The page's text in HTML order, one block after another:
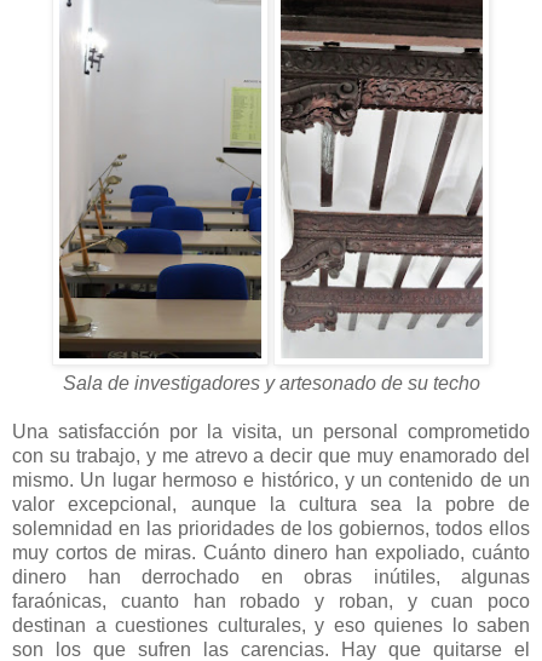
Sala de investigadores y artesonado de su techo
Una satisfacción por la visita, un personal comprometido
con su trabajo, y me atrevo a decir que muy enamorado del
mismo. Un lugar hermoso e histórico, y un contenido de un
valor excepcional, aunque la cultura sea la pobre de
solemnidad en las prioridades de los gobiernos, todos ellos
muy cortos de miras. Cuánto dinero han expoliado, cuánto
dinero han derrochado en obras inútiles, algunas
faraónicas, cuanto han robado y roban, y cuan poco
destinan a cuestiones culturales, y eso quienes lo saben
son los que sufren las carencias. Hay que quitarse el